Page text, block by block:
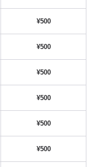
¥500
¥500
¥500
¥500
¥500
¥500